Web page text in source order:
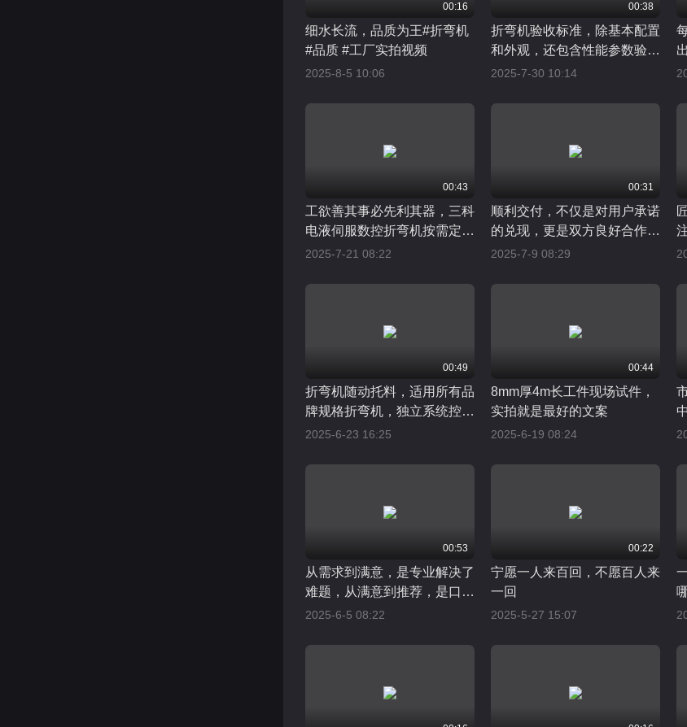
00:16
细水长流，品质为王#折弯机
#品质 #工厂实拍视频
2025-8-5 10:06
00:38
折弯机验收标准，除基本配置
和外观，还包含性能参数验证
和精度检验
2025-7-30 10:14
00:43
工欲善其事必先利其器，三科
电液伺服数控折弯机按需定
制，助力企业高效生产
2025-7-21 08:22
00:31
顺利交付，不仅是对用户承诺
的兑现，更是双方良好合作的
开端
2025-7-9 08:29
00:49
折弯机随动托料，适用所有品
牌规格折弯机，独立系统控
制，支持多机联动伺服直驱技
减少折弯工托板强度
2025-6-23 16:25
00:44
8mm厚4m长工件现场试件，
实拍就是最好的文案
2025-6-19 08:24
00:53
从需求到满意，是专业解决了
难题，从满意到推荐，是口碑
印证了实力
2025-6-5 08:22
00:22
宁愿一人来百回，不愿百人来
一回
2025-5-27 15:07